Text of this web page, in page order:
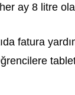
ay 8 litre
fatura